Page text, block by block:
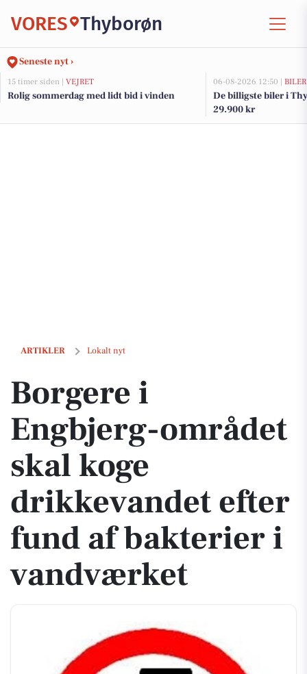
VORES Thyborøn
Seneste nyt ›
15 timer siden | VEJRET
Rolig sommerdag med lidt bid i vinden
06-08-2026 12:50 | BILER
De billigste biler i
29.900 kr
ARTIKLER Lokalt nyt
Borgere i Engbjerg-området skal koge drikkevandet efter fund af
Borgere i
Engbjerg-området
skal koge
drikkevandet efter
fund af bakterier i
vandværket